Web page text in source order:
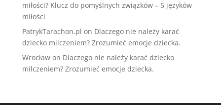
miłości? Klucz do pomyślnych związków – 5 języków
miłości
PatrykTarachon.pl on Dlaczego nie należy karać
dziecko milczeniem? Zrozumieć emocje dziecka.
Wrocławon Dlaczego nie należy karać dziecko
milczeniem? Zrozumieć emocje dziecka.